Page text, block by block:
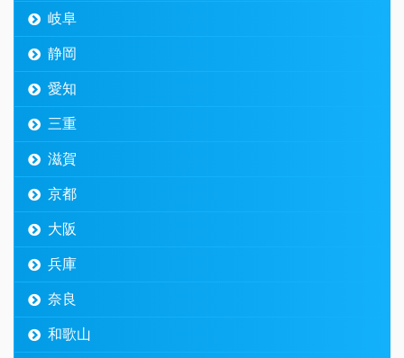
岐阜
静岡
愛知
三重
滋賀
京都
大阪
兵庫
奈良
和歌山